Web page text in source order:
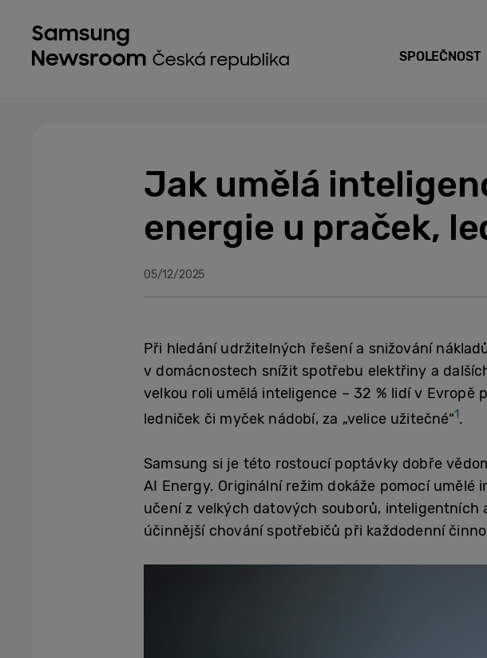
SPOLEČNOST
Jak umělá
energie u praček,
05/12/2025
Při hledání udržitelných řešení a snižování
v domácnostech snížit spotřebu elektřiny a
velkou roli umělá inteligence – 32 % lidí v
ledniček či myček nádobí, za „velice užitečné“1.
Samsung si je této rostoucí poptávky dobře
AI Energy. Originální režim dokáže pomocí
učení z velkých datových souborů,
účinnější chování spotřebičů při každodenní